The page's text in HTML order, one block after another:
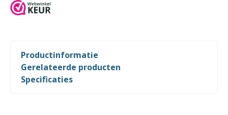
Productinformatie
Gerelateerde producten
Specificaties